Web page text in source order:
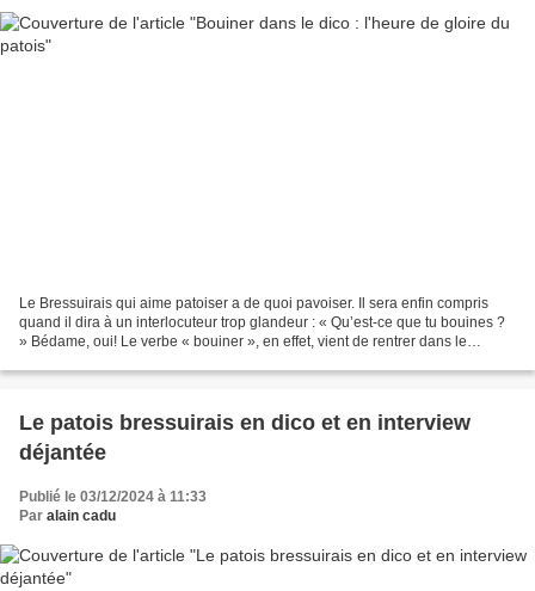
Le Bressuirais qui aime patoiser a de quoi pavoiser. Il sera enfin compris
quand il dira à un interlocuteur trop glandeur : « Qu’est-ce que tu bouines ?
» Bédame, oui! Le verbe « bouiner », en effet, vient de rentrer dans le
Le patois bressuirais en dico et en interview
déjantée
Publié le 03/12/2024 à 11:33
Par alain cadu